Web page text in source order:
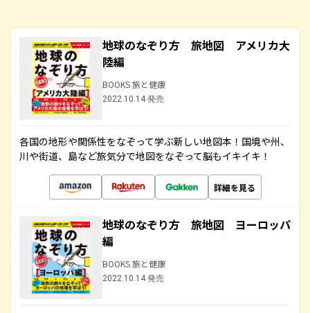
地球のなぞり方 旅地図 アメリカ大
陸編
BOOKS 旅と健康
2022.10.14 発売
各国の地形や関係性をなぞって学ぶ新しい地図本！国境や州、
川や街道、島など旅気分で地図をなぞって脳もイキイキ！
詳細を見る
地球のなぞり方 旅地図 ヨーロッパ
編
BOOKS 旅と健康
2022.10.14 発売